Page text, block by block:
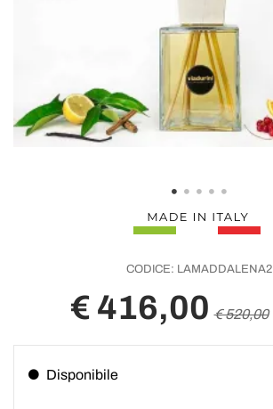
CODICE: LAMADDALENA2
€ 416,00 € 520,00
Disponibile